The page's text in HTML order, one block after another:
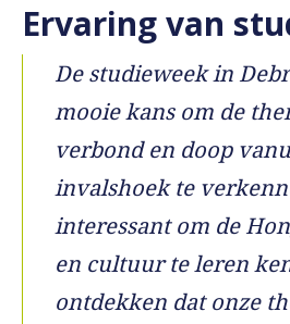
Ervaring van
De studieweek in
mooie kans om de
verbond en doop
invalshoek te
interessant om de
en cultuur te leren
ontdekken dat onze